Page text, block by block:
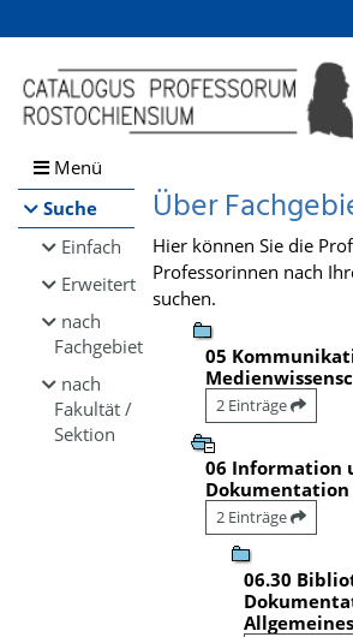
Browsen
direkt zum Inhalt
Menü
Suche
Einfach
Erweitert
nach
Fachgebiet
nach
Fakultät /
Sektion
Über
Hier können Sie die
Professorinnen nach
suchen.
05
2 Einträge
06 Information
Dokumentation
2 Einträge
06.30
Allgemeines